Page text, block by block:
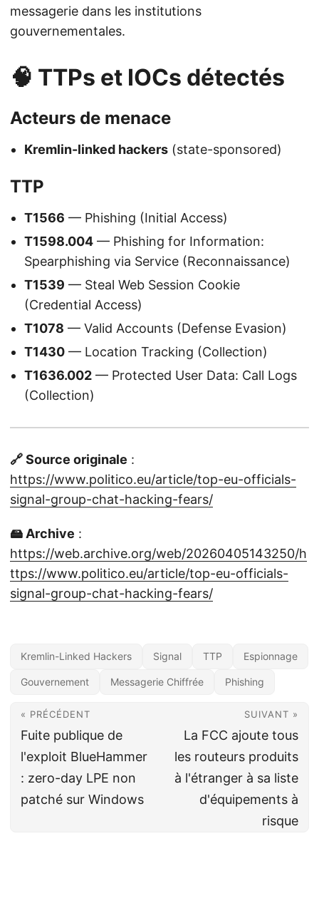
messagerie dans les institutions
gouvernementales.
🧠 TTPs et IOCs détectés
Acteurs de menace
Kremlin-linked hackers (state-sponsored)
TTP
T1566 — Phishing (Initial Access)
T1598.004 — Phishing for Information:
Spearphishing via Service (Reconnaissance)
T1539 — Steal Web Session Cookie
(Credential Access)
T1078 — Valid Accounts (Defense Evasion)
T1430 — Location Tracking (Collection)
T1636.002 — Protected User Data: Call Logs
(Collection)
🔗 Source originale :
https://www.politico.eu/article/top-eu-officials-
signal-group-chat-hacking-fears/
🖴 Archive :
https://web.archive.org/web/20260405143250/h
ttps://www.politico.eu/article/top-eu-officials-
signal-group-chat-hacking-fears/
Kremlin-Linked Hackers Signal TTP Espionnage
Gouvernement Messagerie Chiffrée Phishing
« PRÉCÉDENT
Fuite publique de
l'exploit BlueHammer
: zero-day LPE non
patché sur Windows
SUIVANT »
La FCC ajoute tous
les routeurs produits
à l'étranger à sa liste
d'équipements à
risque